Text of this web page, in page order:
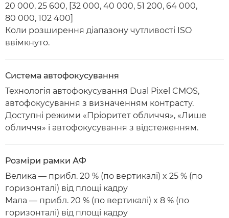
20 000, 25 600, [32 000, 40 000, 51 200, 64 000,
80 000, 102 400]
Коли розширення діапазону чутливості ISO
ввімкнуто.
Система автофокусування
Технологія автофокусування Dual Pixel CMOS,
автофокусування з визначенням контрасту.
Доступні режими «Пріоритет обличчя», «Лише
обличчя» і автофокусування з відстеженням.
Розміри рамки АФ
Велика — прибл. 20 % (по вертикалі) x 25 % (по
горизонталі) від площі кадру
Мала — прибл. 20 % (по вертикалі) x 8 % (по
горизонталі) від площі кадру